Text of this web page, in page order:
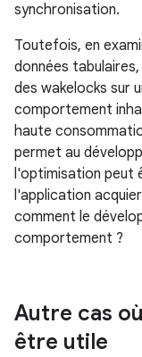
synchronisation.
Toutefois, en
données
des wakelocks sur
comportement
haute
permet au
l'optimisation peut
l'application
comment le
comportement ?
Autre cas
être utile